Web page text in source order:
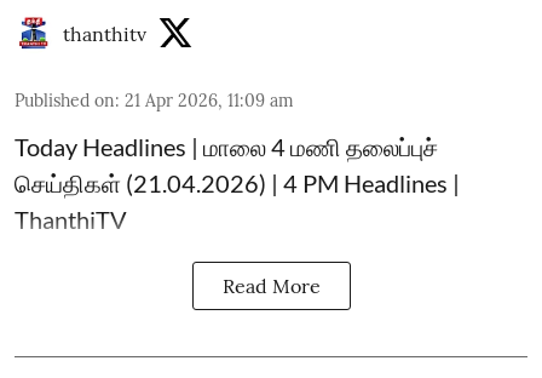
thanthitv
Published on: 21 Apr 2026, 11:09 am
Today Headlines | மாலை 4 மணி தலைப்புச்
செய்திகள் (21.04.2026) | 4 PM Headlines |
ThanthiTV
Read More